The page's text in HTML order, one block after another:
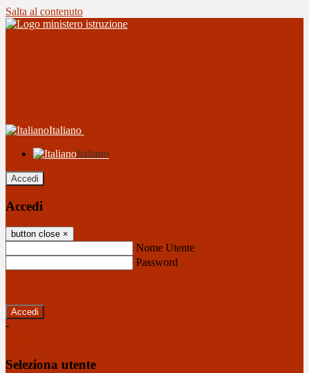
Salta al contenuto
Italiano
Italiano
Accedi
Accedi
button close ×
Nome Utente
Password
-
Seleziona utente